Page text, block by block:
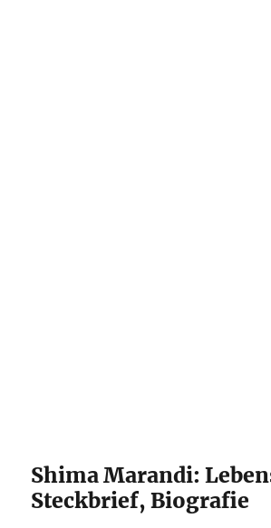
Shima Marandi:
Steckbrief, Biografie